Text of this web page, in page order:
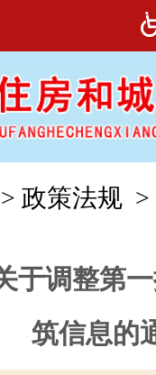
> 政策法规 >
于调整第
筑信息的